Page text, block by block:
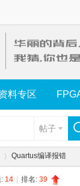
料专区
帖子
Quartus编译报错
14 排名: 39